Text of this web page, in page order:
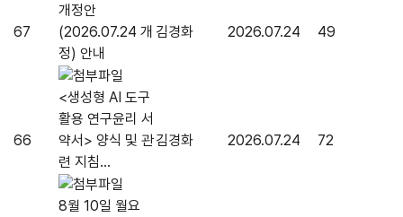
67
개정안
(2026.07.24 개
정) 안내
김경화 2026.07.24 49
66
<생성형 AI 도구
활용 연구윤리 서
약서> 양식 및 관
련 지침...
김경화 2026.07.24 72
8월 10일 월요